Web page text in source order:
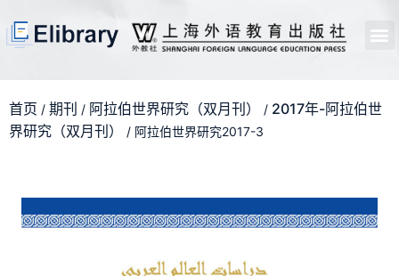
首页 / 期刊 / 阿拉伯世界研究（双月刊） / 2017年-阿拉伯世
界研究（双月刊）
/ 阿拉伯世界研究2017-3